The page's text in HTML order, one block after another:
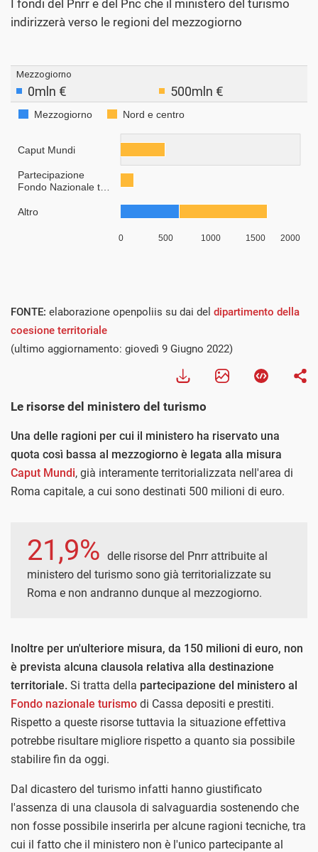
I fondi del Pnrr e del Pnc che il ministero del turismo
indirizzerà verso le regioni del mezzogiorno
FONTE: elaborazione openpoliis su dai del dipartimento della
coesione territoriale
(ultimo aggiornamento: giovedì 9 Giugno 2022)
Le risorse del ministero del turismo
Una delle ragioni per cui il ministero ha riservato una
quota così bassa al mezzogiorno è legata alla misura
Caput Mundi, già interamente territorializzata nell'area di
Roma capitale, a cui sono destinati 500 milioni di euro.
21,9% delle risorse del Pnrr attribuite al
ministero del turismo sono già territorializzate su
Roma e non andranno dunque al mezzogiorno.
Inoltre per un'ulteriore misura, da 150 milioni di euro, non
è prevista alcuna clausola relativa alla destinazione
territoriale. Si tratta della partecipazione del ministero al
Fondo nazionale turismo di Cassa depositi e prestiti.
Rispetto a queste risorse tuttavia la situazione effettiva
potrebbe risultare migliore rispetto a quanto sia possibile
stabilire fin da oggi.
Dal dicastero del turismo infatti hanno giustificato
l'assenza di una clausola di salvaguardia sostenendo che
non fosse possibile inserirla per alcune ragioni tecniche, tra
cui il fatto che il ministero non è l'unico partecipante al